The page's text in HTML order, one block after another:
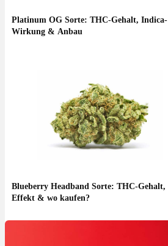
Platinum OG Sorte: THC-Gehalt, Indica-
Wirkung & Anbau
Blueberry Headband Sorte: THC-Gehalt,
Effekt & wo kaufen?